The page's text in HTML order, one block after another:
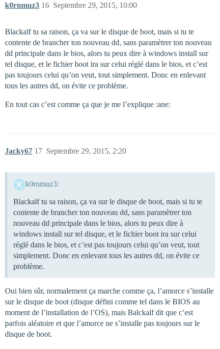
k0rnmuz3 Septembre 29, 2015, 10:00
16
Blackalf tu sa raison, ça va sur le disque de boot, mais si tu te
contente de brancher ton nouveau dd, sans paramètrer ton nouveau
dd principale dans le bios, alors tu peux dire à windows install sur
tel disque, et le fichier boot ira sur celui réglé dans le bios, et c’est
pas toujours celui qu’on veut, tout simplement. Donc en enlevant
tous les autres dd, on évite ce problème.
En tout cas c’est comme ça que je me l’explique :ane:
Jacky67 Septembre 29, 2015, 2:20
17
k0rnmuz3:
Blackalf tu sa raison, ça va sur le disque de boot, mais si tu te
contente de brancher ton nouveau dd, sans paramètrer ton
nouveau dd principale dans le bios, alors tu peux dire à
windows install sur tel disque, et le fichier boot ira sur celui
réglé dans le bios, et c’est pas toujours celui qu’on veut, tout
simplement. Donc en enlevant tous les autres dd, on évite ce
problème.
Oui bien sûr, normalement ça marche comme ça, l’amorce s’installe
sur le disque de boot (disque défini comme tel dans le BIOS au
moment de l’installation de l’OS), mais Balckalf dit que c’est
parfois aléatoire et que l’amorce ne s’installe pas toujours sur le
disque de boot.